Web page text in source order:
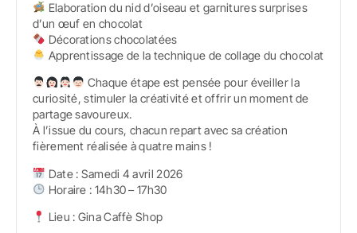
Elaboration du nid d’oiseau et garnitures surprises
d’un œuf en chocolat
Décorations chocolatées
Apprentissage de la technique de collage du chocolat
Chaque étape est pensée pour éveiller la
curiosité, stimuler la créativité et offrir un moment de
partage savoureux.
À l’issue du cours, chacun repart avec sa création
fièrement réalisée à quatre mains !
Date : Samedi 4 avril 2026
Horaire : 14h30 – 17h30
Lieu : Gina Caffè Shop